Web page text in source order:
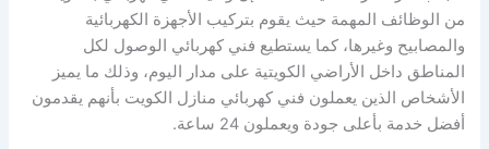
من الوظائف المهمة حيث يقوم بتركيب الأجهزة الكهربائية
والمصابيح وغيرها، كما يستطيع فني كهربائي الوصول لكل
المناطق داخل الأراضي الكويتية على مدار اليوم، وذلك ما يميز
الأشخاص الذين يعملون فني كهربائي منازل الكويت بأنهم يقدمون
أفضل خدمة بأعلى جودة ويعملون 24 ساعة.